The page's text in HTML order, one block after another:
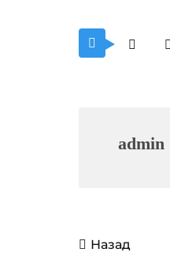
admin
Навигация
Назад